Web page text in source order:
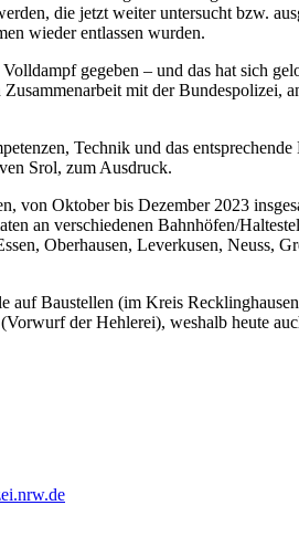
die jetzt weiter untersucht bzw.
wieder entlassen wurden.
gegeben – und das hat sich
mit der Bundespolizei,
Technik und das
Srol, zum Ausdruck.
von Oktober bis Dezember 2023
an verschiedenen Bahnhöfen/
Oberhausen, Leverkusen, Neuss,
auf Baustellen (im Kreis
der Hehlerei), weshalb heute